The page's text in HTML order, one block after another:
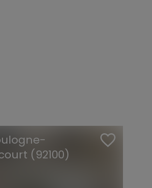
(92100)